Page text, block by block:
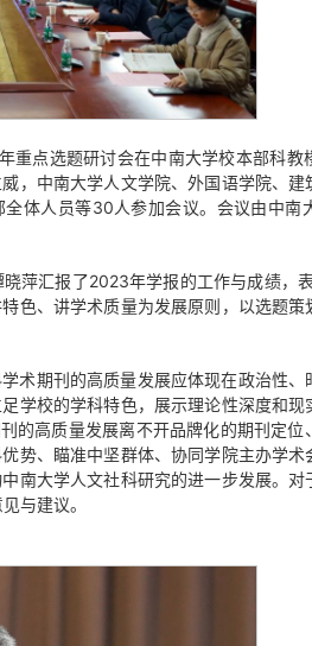
点选题研讨会在中南大学校本部科教
中南大学人文学院、外国语学院、建
体人员等30人参加会议。会议由中南
萍汇报了2023年学报的工作与成绩，
色、讲学术质量为发展原则，以选题
术期刊的高质量发展应体现在政治性、
学校的学科特色，展示理论性深度和
的高质量发展离不开品牌化的期刊定
势、瞄准中坚群体、协同学院主办学
南大学人文社科研究的进一步发展。
与建议。